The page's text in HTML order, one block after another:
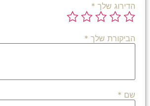
הדירוג שלך *
הביקורת שלך *
שם *